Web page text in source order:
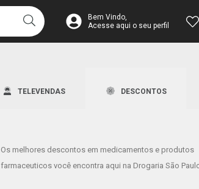
Bem Vindo,
Acesse aqui o seu perfil
Ajuda? Envie
Os melhores perfumes estão aqui!
Descontos de até 50% OFF!
TELEVENDAS DESCONTOS
Os melhores descontos em medicamentos e produtos
farmaceuticos você encontra aqui na Drogaria São